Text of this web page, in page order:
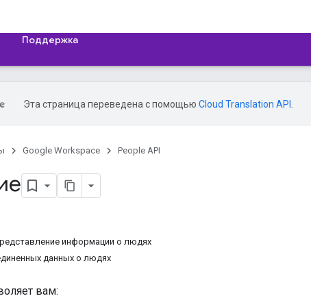
Поддержка
Эта страница переведена с помощью Cloud Translation API
Google Workspace People API
информации о людях
данных о людях
вам: